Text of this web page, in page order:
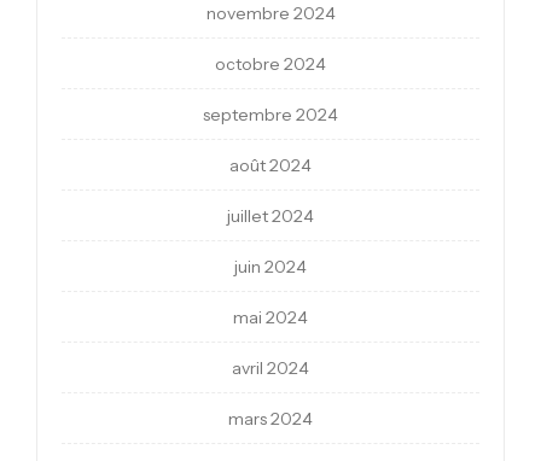
novembre 2024
octobre 2024
septembre 2024
août 2024
juillet 2024
juin 2024
mai 2024
avril 2024
mars 2024